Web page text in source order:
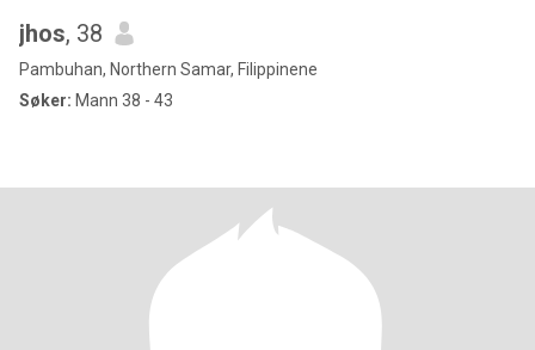
jhos, 38
Pambuhan, Northern Samar, Filippinene
Søker: Mann 38 - 43